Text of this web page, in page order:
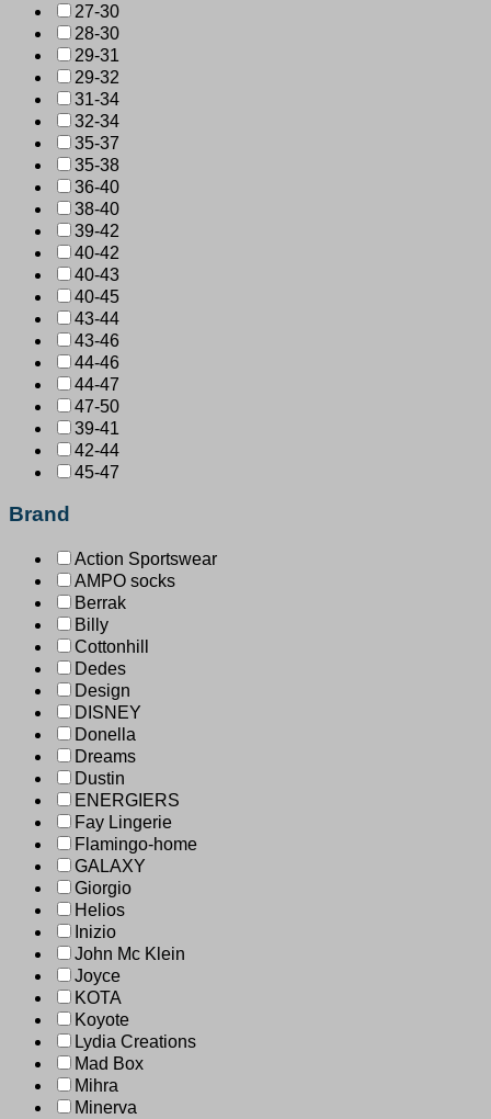
27-30
28-30
29-31
29-32
31-34
32-34
35-37
35-38
36-40
38-40
39-42
40-42
40-43
40-45
43-44
43-46
44-46
44-47
47-50
39-41
42-44
45-47
Brand
Action Sportswear
AMPO socks
Berrak
Billy
Cottonhill
Dedes
Design
DISNEY
Donella
Dreams
Dustin
ENERGIERS
Fay Lingerie
Flamingo-home
GALAXY
Giorgio
Helios
Inizio
John Mc Klein
Joyce
KOTA
Koyote
Lydia Creations
Mad Box
Mihra
Minerva